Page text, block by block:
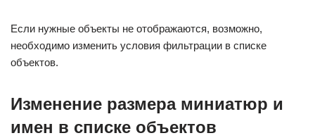
Если нужные объекты не отображаются, возможно,
необходимо изменить условия фильтрации в списке
объектов.
Изменение размера миниатюр и
имен в списке объектов